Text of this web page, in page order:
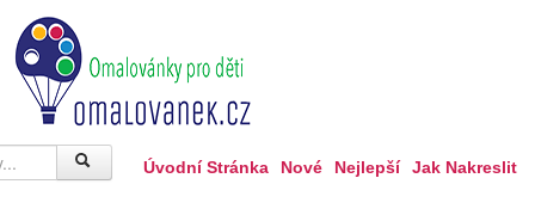
Úvodní Stránka Nové Nejlepší Jak Nakreslit